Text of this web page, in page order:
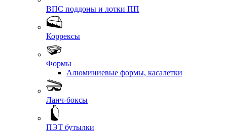
ВПС поддоны и лотки ПП
Коррексы
Формы
Алюминиевые формы, касалетки
Ланч-боксы
ПЭТ бутылки